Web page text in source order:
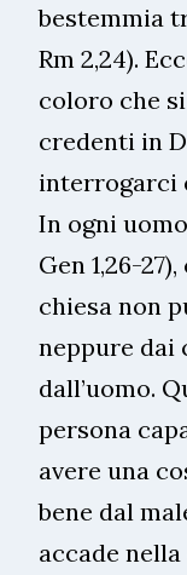
bestemmia
Rm 2,24).
coloro che
credenti in
interrogarci
In ogni
Gen 1,26-
chiesa non
neppure dai
dall’uomo.
persona
avere una
bene dal
accade